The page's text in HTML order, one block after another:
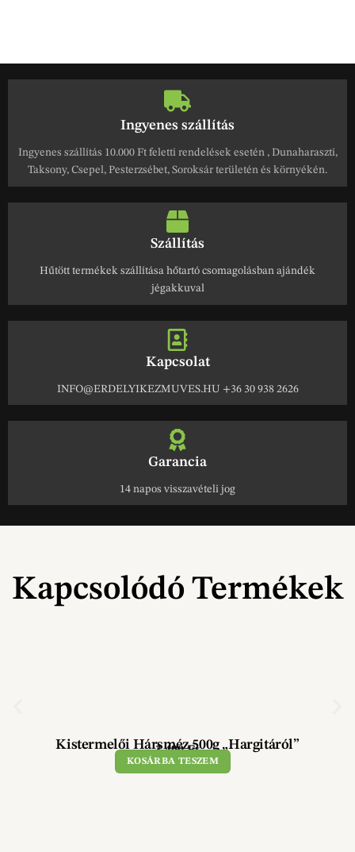
Ingyenes szállítás
Ingyenes szállítás 10.000 Ft feletti rendelések esetén , Dunaharaszti,
Taksony, Csepel, Pesterzsébet, Soroksár területén és környékén.
Szállítás
Hűtött termékek szállítása hőtartó csomagolásban ajándék
jégakkuval
Kapcsolat
INFO@ERDELYIKEZMUVES.HU +36 30 938 2626
Garancia
14 napos visszavételi jog
Kapcsolódó Termékek
Kistermelői Hársméz 500g „Hargitáról”
3 490Ft
KOSÁRBA TESZEM